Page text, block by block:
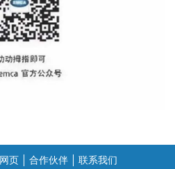
页 合作伙伴 联系我们